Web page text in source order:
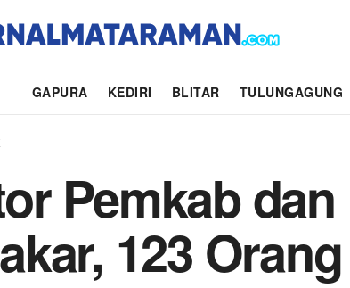
GAPURA KEDIRI BLITAR TULUNGAGUNG
Pemkab
123